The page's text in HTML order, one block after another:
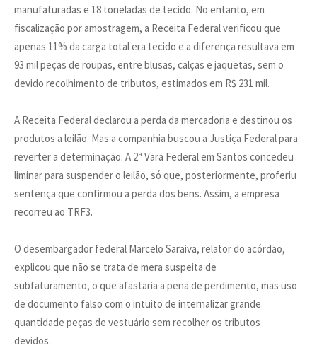
manufaturadas e 18 toneladas de tecido. No entanto, em
fiscalização por amostragem, a Receita Federal verificou que
apenas 11% da carga total era tecido e a diferença resultava em
93 mil peças de roupas, entre blusas, calças e jaquetas, sem o
devido recolhimento de tributos, estimados em R$ 231 mil.
A Receita Federal declarou a perda da mercadoria e destinou os
produtos a leilão. Mas a companhia buscou a Justiça Federal para
reverter a determinação. A 2ª Vara Federal em Santos concedeu
liminar para suspender o leilão, só que, posteriormente, proferiu
sentença que confirmou a perda dos bens. Assim, a empresa
recorreu ao TRF3.
O desembargador federal Marcelo Saraiva, relator do acórdão,
explicou que não se trata de mera suspeita de
subfaturamento, o que afastaria a pena de perdimento, mas uso
de documento falso com o intuito de internalizar grande
quantidade peças de vestuário sem recolher os tributos
devidos.